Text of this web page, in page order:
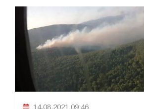
14.08.2021 09:46